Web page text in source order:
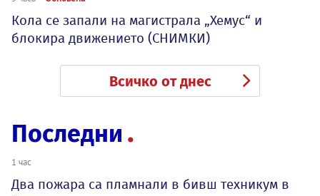
Кола се запали на магистрала „Хемус“ и
блокира движението (СНИМКИ)
Всичко от днес
Последни
1 час
Два пожара са пламнали в бивш техникум в